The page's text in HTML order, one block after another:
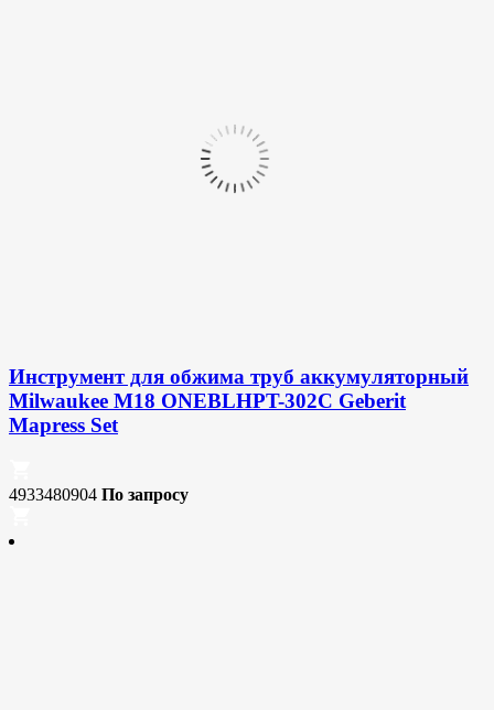
Инструмент для обжима труб аккумуляторный
Milwaukee M18 ONEBLHPT-302C Geberit
Mapress Set
4933480904 По запросу